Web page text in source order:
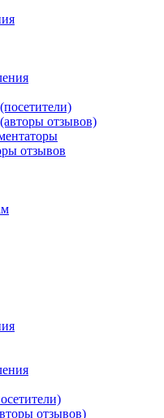
отзывов)
отзывов
отзывов)